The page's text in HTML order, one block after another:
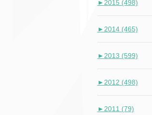
► 2015 (498)
► 2014 (465)
► 2013 (599)
► 2012 (498)
► 2011 (79)